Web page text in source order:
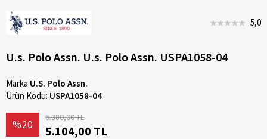
5,0
U.s. Polo Assn. U.s. Polo Assn. USPA1058-04
Marka U.S. Polo Assn.
Ürün Kodu: USPA1058-04
%20
6.380,00 TL
5.104,00 TL